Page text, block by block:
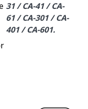
31 / CA-41 / CA-
61 / CA-301 / CA-
401 / CA-601.